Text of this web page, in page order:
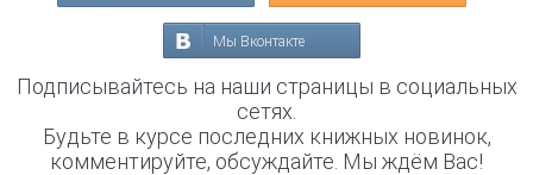
Мы Вконтакте
Подписывайтесь на наши страницы в социальных
сетях.
Будьте в курсе последних книжных новинок,
комментируйте, обсуждайте. Мы ждём Вас!